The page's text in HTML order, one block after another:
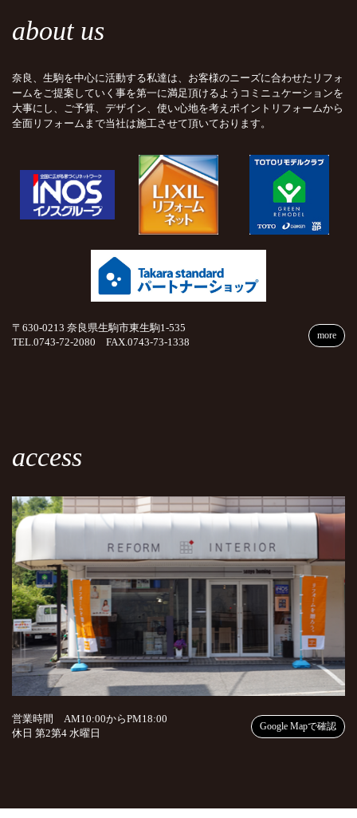
about us
奈良、生駒を中心に活動する私達は、お客様のニーズに合わせたリフォ
ームをご提案していく事を第一に満足頂けるようコミニュケーションを
大事にし、ご予算、デザイン、使い心地を考えポイントリフォームから
全面リフォームまで当社は施工させて頂いております。
〒630-0213 奈良県生駒市東生駒1-535
TEL.0743-72-2080 FAX.0743-73-1338
more
access
営業時間 AM10:00からPM18:00
休日 第2第4 水曜日
Google Mapで確認